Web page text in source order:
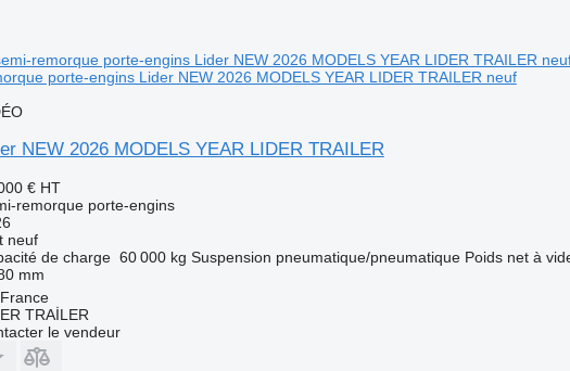
porte-engins Lider NEW 2026 MODELS YEAR LIDER TRAILER neuf
NEW 2026 MODELS YEAR LIDER TRAILER
€ HT
remorque porte-engins
neuf
de charge 60 000 kg Suspension pneumatique/pneumatique Poids net à
mm
France
TRAİLER
le vendeur